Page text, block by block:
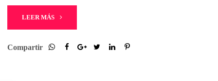
LEER MÁS
Compartir